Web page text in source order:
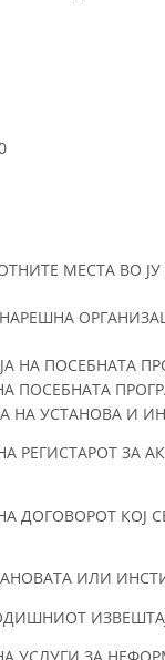
МЕСТА ВО
НА ПОСЕБНАТА
ПОСЕБНАТА
НА УСТАНОВА И
РЕГИСТАРОТ ЗА
ДОГОВОРОТ КОЈ
ИЛИ